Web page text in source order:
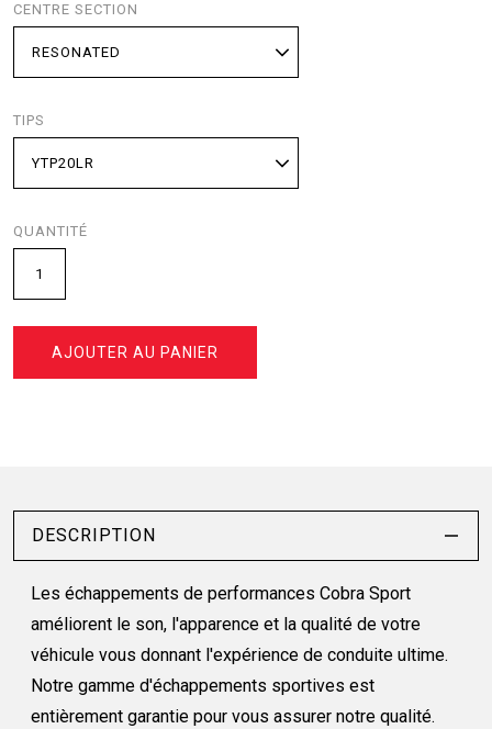
CENTRE SECTION
TIPS
QUANTITÉ
AJOUTER AU PANIER
DESCRIPTION
Les échappements de performances Cobra Sport
améliorent le son, l'apparence et la qualité de votre
véhicule vous donnant l'expérience de conduite ultime.
Notre gamme d'échappements sportives est
entièrement garantie pour vous assurer notre qualité.